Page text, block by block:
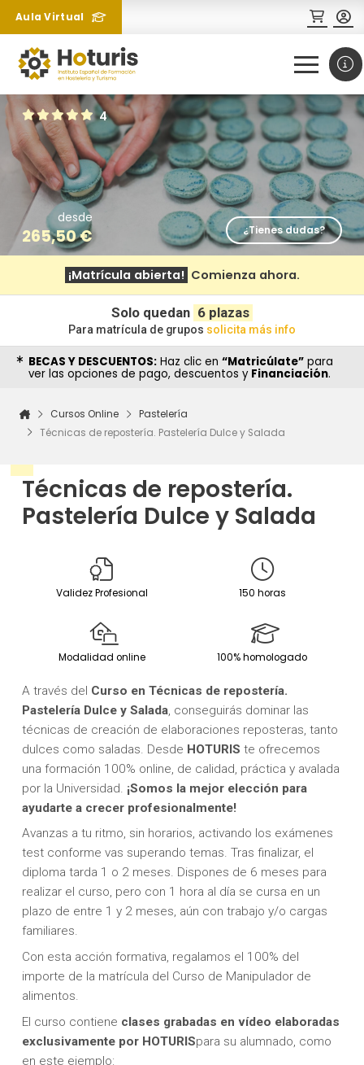
Aula Virtual
Técnicas de repostería.
Pastelería Dulce y Salada
Validez Profesional 150 horas
Modalidad online 100% homologado
A través del Curso en Técnicas de repostería.
Pastelería Dulce y Salada, conseguirás dominar las
técnicas de creación de elaboraciones reposteras, tanto
dulces como saladas. Desde HOTURIS te ofrecemos
una formación 100% online, de calidad, práctica y avalada
por la Universidad. ¡Somos la mejor elección para
ayudarte a crecer profesionalmente!
Avanzas a tu ritmo, sin horarios, activando los exámenes
test conforme vas superando temas. Tras finalizar, el
diploma tarda 1 o 2 meses. Dispones de 6 meses para
realizar el curso, pero con 1 hora al día se cursa en un
plazo de entre 1 y 2 meses, aún con trabajo y/o cargas
familiares.
Con esta acción formativa, regalamos el 100% del
importe de la matrícula del Curso de Manipulador de
alimentos.
El curso contiene clases grabadas en vídeo elaboradas
exclusivamente por HOTURISpara su alumnado, como
en este ejemplo:
4
desde
265,50€ ¿Tienes dudas?
¡Matrícula abierta! Comienza ahora.
Solo quedan 6 plazas
Para matrícula de grupos solicita más info
BECAS Y DESCUENTOS: Haz clic en “Matricúlate” para
ver las opciones de pago, descuentos y Financiación.
Cursos Online
Pastelería
Técnicas de repostería. Pastelería Dulce y Salada
¿Necesitas más información
sobre un curso?